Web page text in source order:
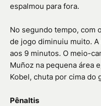
espalmou para fora.
No segundo tempo, com
de jogo diminuiu muito.
aos 9 minutos. O meio-
Muñoz na pequena área
Kobel, chuta por cima do
Pênaltis